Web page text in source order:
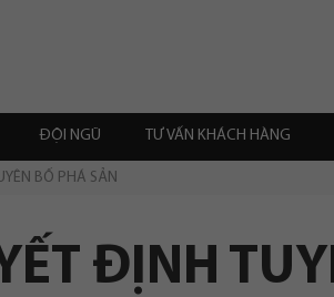
ĐỘI NGŨ TƯ VẤN KHÁCH HÀNG
BỐ PHÁ SẢN
ĐỊNH